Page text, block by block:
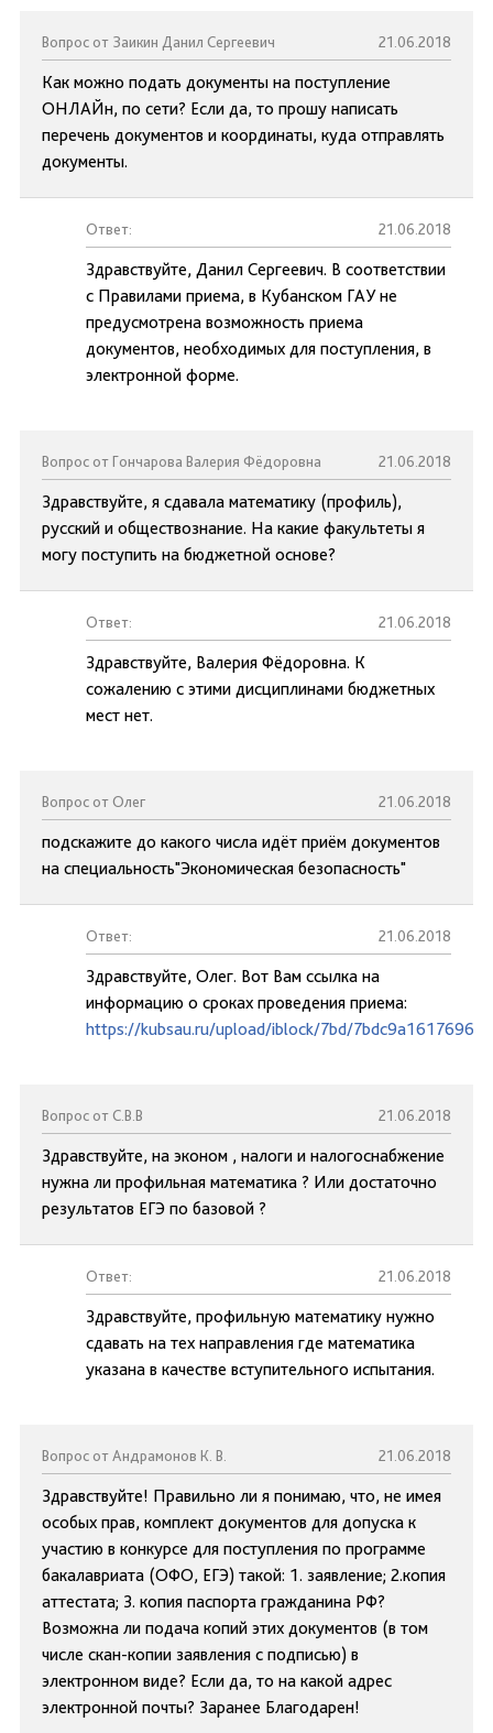
Вопрос от Заикин Данил Сергеевич 21.06.2018
Как можно подать документы на поступление
ОНЛАЙн, по сети? Если да, то прошу написать
перечень документов и координаты, куда отправлять
документы.
Ответ: 21.06.2018
Здравствуйте, Данил Сергеевич. В соответствии
с Правилами приема, в Кубанском ГАУ не
предусмотрена возможность приема
документов, необходимых для поступления, в
электронной форме.
Вопрос от Гончарова Валерия Фёдоровна 21.06.2018
Здравствуйте, я сдавала математику (профиль),
русский и обществознание. На какие факультеты я
могу поступить на бюджетной основе?
Ответ: 21.06.2018
Здравствуйте, Валерия Фёдоровна. К
сожалению с этими дисциплинами бюджетных
мест нет.
Вопрос от Олег 21.06.2018
подскажите до какого числа идёт приём документов
на специальность"Экономическая безопасность"
Ответ: 21.06.2018
Здравствуйте, Олег. Вот Вам ссылка на
информацию о сроках проведения приема:
https://kubsau.ru/upload/iblock/7bd/
Вопрос от С.В.В 21.06.2018
Здравствуйте, на эконом , налоги и налогоснабжение
нужна ли профильная математика ? Или достаточно
результатов ЕГЭ по базовой ?
Ответ: 21.06.2018
Здравствуйте, профильную математику нужно
сдавать на тех направления где математика
указана в качестве вступительного испытания.
Вопрос от Андрамонов К. В. 21.06.2018
Здравствуйте! Правильно ли я понимаю, что, не имея
особых прав, комплект документов для допуска к
участию в конкурсе для поступления по программе
бакалавриата (ОФО, ЕГЭ) такой: 1. заявление; 2.копия
аттестата; 3. копия паспорта гражданина РФ?
Возможна ли подача копий этих документов (в том
числе скан-копии заявления с подписью) в
электронном виде? Если да, то на какой адрес
электронной почты? Заранее Благодарен!